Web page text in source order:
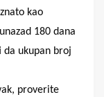
kao
180 dana
da ukupan broj
proverite